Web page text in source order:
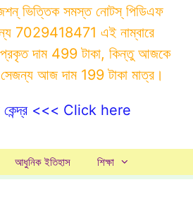
ভিত্তিক সমস্ত নোটস্ পিডিএফ
7029418471 এই নাম্বারে
দাম 499 টাকা, কিন্তু আজকে
আজ দাম 199 টাকা মাত্র।
কেন্দ্র <<< Click here
আধুনিক ইতিহাস শিক্ষা